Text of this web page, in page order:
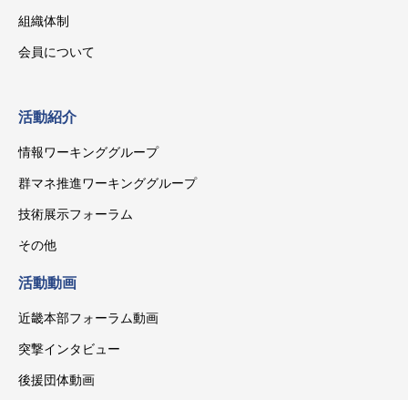
組織体制
会員について
活動紹介
情報ワーキンググループ
群マネ推進ワーキンググループ
技術展示フォーラム
その他
活動動画
近畿本部フォーラム動画
突撃インタビュー
後援団体動画